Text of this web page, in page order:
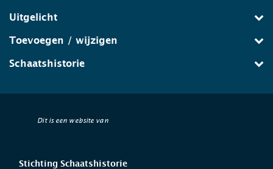
Uitgelicht
Toevoegen / wijzigen
Schaatshistorie
Dit is een website van
Stichting Schaatshistorie